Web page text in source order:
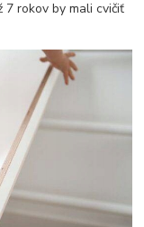
7 rokov by mali cvičiť